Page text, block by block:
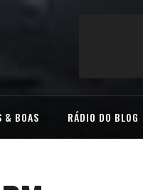
& BOAS RÁDIO DO BLOG